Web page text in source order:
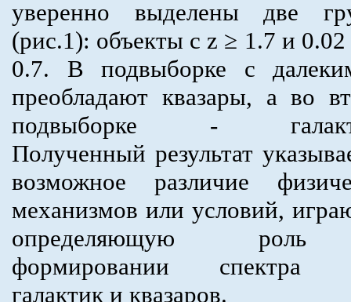
уверенно выделены две
(рис.1): объекты с z ≥ 1.7 и
0.7. В подвыборке с
преобладают квазары, а во
подвыборке -
Полученный результат
возможное различие
механизмов или условий,
определяющую
формировании спектра
галактик и квазаров.